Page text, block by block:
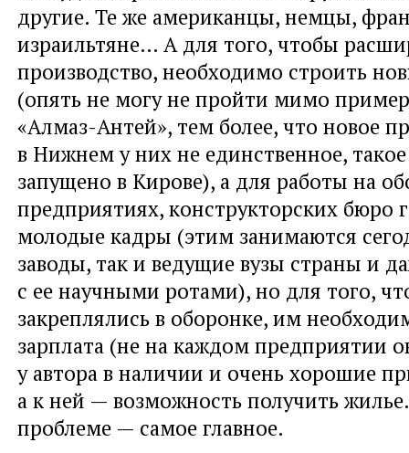
другие. Те же американцы, немцы,
израильтяне… А для того, чтобы
производство, необходимо строить
(опять не могу не пройти мимо
«Алмаз-Антей», тем более, что новое
в Нижнем у них не единственное,
запущено в Кирове), а для работы на
предприятиях, конструкторских бюро
молодые кадры (этим занимаются
заводы, так и ведущие вузы страны и
с ее научными ротами), но для того,
закреплялись в оборонке, им
зарплата (не на каждом предприятии
у автора в наличии и очень хорошие
а к ней — возможность получить
проблеме — самое главное.